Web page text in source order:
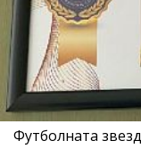
Футболната